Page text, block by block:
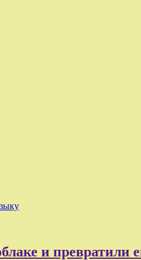
и превратили